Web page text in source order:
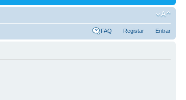
FAQ Registar Entrar